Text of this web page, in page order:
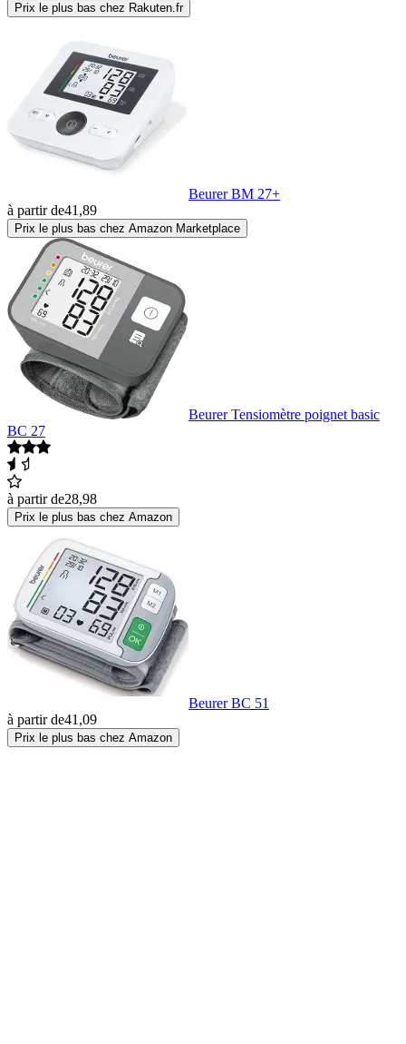
Prix le plus bas chez Rakuten.fr
Beurer BM 27+
à partir de41,89
Prix le plus bas chez Amazon Marketplace
Beurer Tensiomètre poignet basic
BC 27
à partir de28,98
Prix le plus bas chez Amazon
Beurer BC 51
à partir de41,09
Prix le plus bas chez Amazon